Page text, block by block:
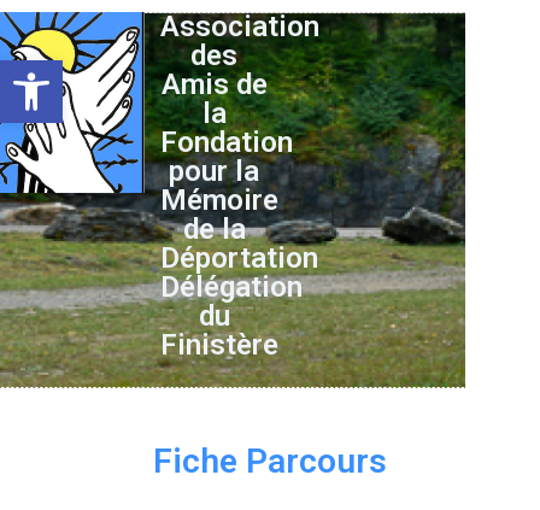
Ouvrir la barre d’outils
Association
des
Amis de
la
Fondation
pour la
Mémoire
de la
Déportation
Délégation
du
Finistère
Fiche Parcours